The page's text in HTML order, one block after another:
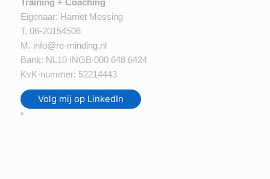
Eigenaar: Harriët Messing
T. 06-20154506
M. info@re-minding.nl
Bank: NL10 INGB 000 648 6424
KvK-nummer: 52214443
Volg mij op LinkedIn
“